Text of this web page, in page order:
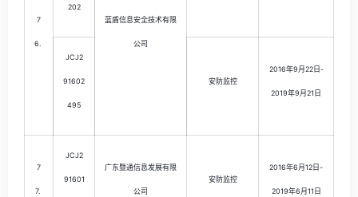
7
6.
202
蓝盾信息安全技术有限
公司
JCJ2
91602
495
安防监控
2016年9月22日-
2019年9月21日
7
7.
JCJ2
91601
广东暨通信息发展有限
公司
安防监控
2016年6月12日-
2019年6月11日